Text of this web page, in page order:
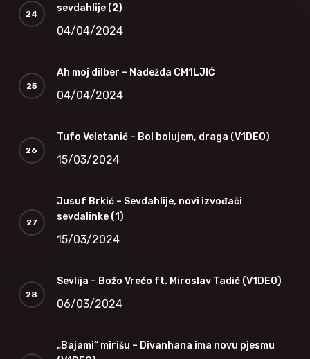
sevdahlije (2)
04/04/2024
Ah moj dilber – Nadežda CM1LJIĆ
04/04/2024
Tufo Veletanić – Bol bolujem, draga (V1DEO)
15/03/2024
Jusuf Brkić – Sevdahlije, novi izvođači
sevdalinke (1)
15/03/2024
Sevlija – Božo Vrećo ft. Miroslav Tadić (V1DEO)
06/03/2024
„Bajami“ mirišu – Divanhana ima novu pjesmu